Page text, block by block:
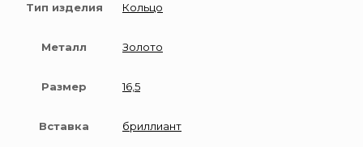
Тип изделия Кольцо
Металл Золото
Размер 16,5
Вставка бриллиант